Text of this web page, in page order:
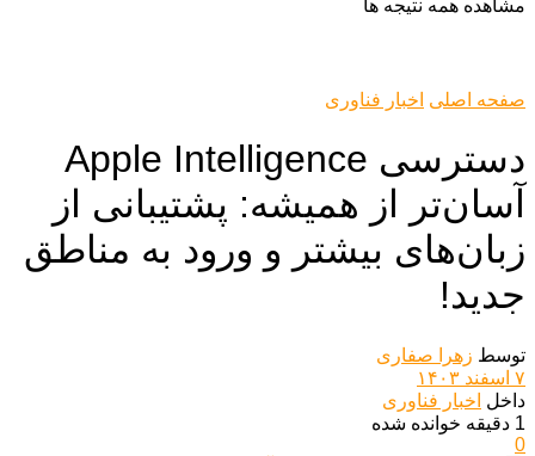
مشاهده همه نتیجه ها
صفحه اصلی اخبار فناوری
دسترسی Apple Intelligence
آسان‌تر از همیشه: پشتیبانی از
زبان‌های بیشتر و ورود به مناطق
جدید!
توسط زهرا صفاری
۷ اسفند ۱۴۰۳
داخل اخبار فناوری
1 دقیقه خوانده شده
0